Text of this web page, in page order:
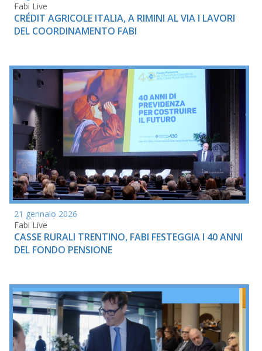
Fabi Live
CRÉDIT AGRICOLE ITALIA, A RIMINI AL VIA I LAVORI
DEL COORDINAMENTO FABI
21 gennaio 2026
Fabi Live
CASSE RURALI TRENTINO, FABI FESTEGGIA I 40 ANNI
DEL FONDO PENSIONE